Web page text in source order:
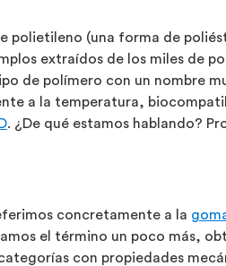
polietileno (una forma de
extraídos de los miles de
de polímero con un nombre
a la temperatura,
. ¿De qué estamos hablando?
concretamente a la
el término un poco más,
con propiedades